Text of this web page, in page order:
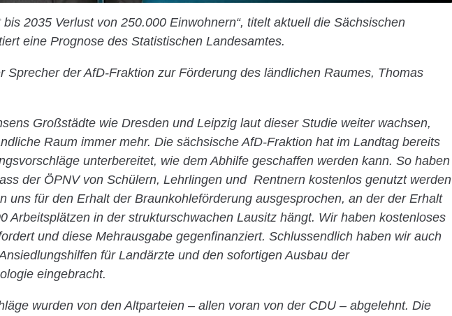
bis 2035 Verlust von 250.000 Einwohnern“, titelt aktuell die Sächsischen
eine Prognose des Statistischen Landesamtes.
Sprecher der AfD-Fraktion zur Förderung des ländlichen Raumes, Thomas
Großstädte wie Dresden und Leipzig laut dieser Studie weiter wachsen,
Raum immer mehr. Die sächsische AfD-Fraktion hat im Landtag bereits
unterbereitet, wie dem Abhilfe geschaffen werden kann. So haben
der ÖPNV von Schülern, Lehrlingen und Rentnern kostenlos genutzt werden
uns für den Erhalt der Braunkohleförderung ausgesprochen, an der der Erhalt
Arbeitsplätzen in der strukturschwachen Lausitz hängt. Wir haben kostenloses
und diese Mehrausgabe gegenfinanziert. Schlussendlich haben wir auch
für Landärzte und den sofortigen Ausbau der
eingebracht.
wurden von den Altparteien – allen voran von der CDU – abgelehnt. Die